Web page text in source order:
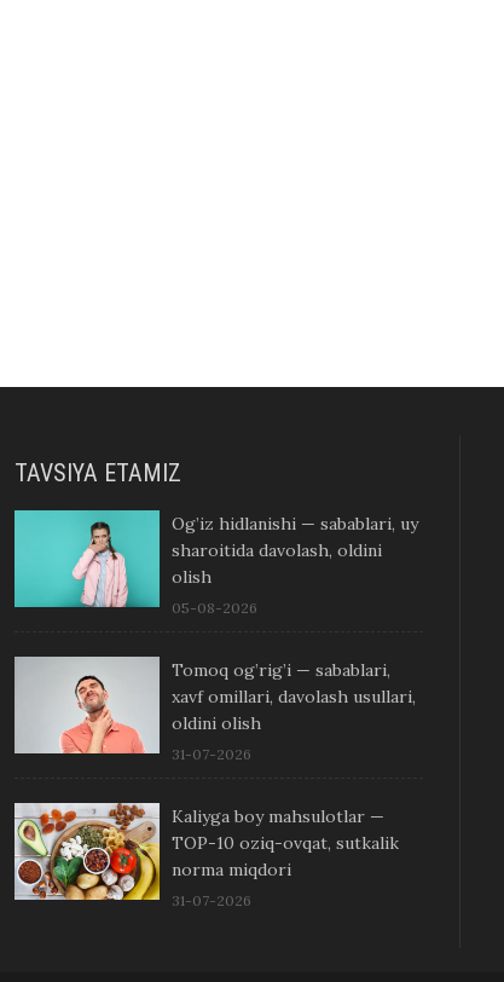
TAVSIYA ETAMIZ
Og’iz hidlanishi — sabablari, uy
sharoitida davolash, oldini
olish
05-08-2026
Tomoq og’rig’i — sabablari,
xavf omillari, davolash usullari,
oldini olish
31-07-2026
Kaliyga boy mahsulotlar —
TOP-10 oziq-ovqat, sutkalik
norma miqdori
31-07-2026